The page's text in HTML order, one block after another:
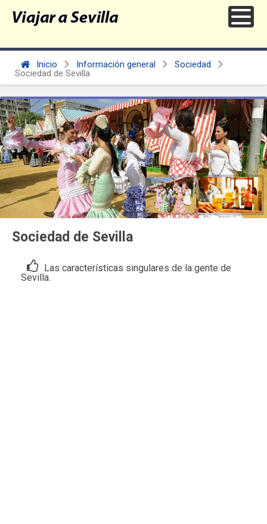
Inicio Información general
Sociedad
Sociedad de Sevilla
Sociedad de Sevilla
Las características singulares de la gente de
Sevilla.